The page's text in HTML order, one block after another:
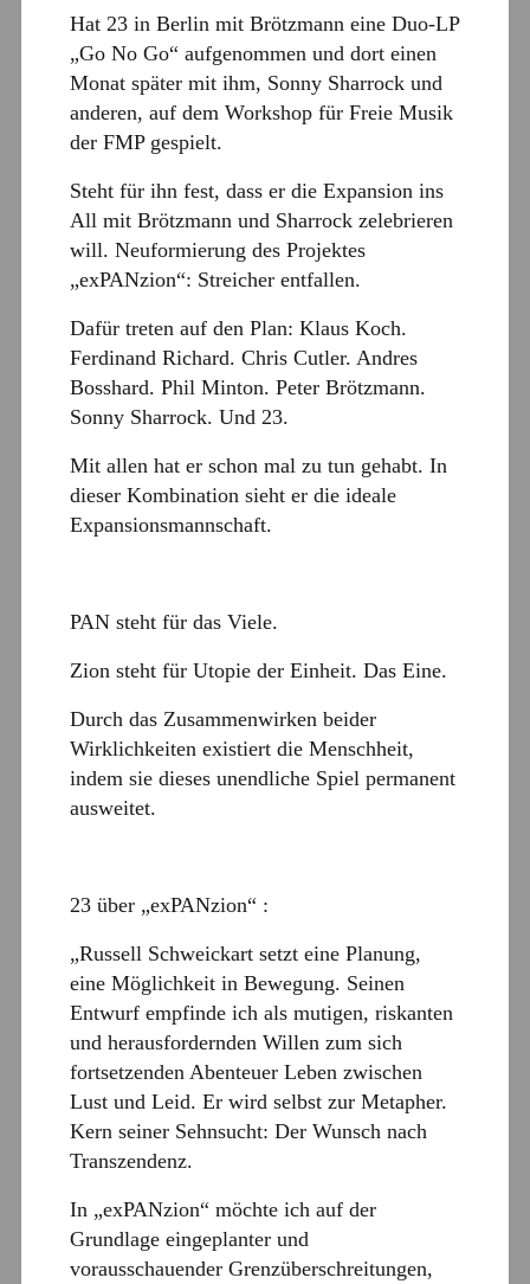
Hat 23 in Berlin mit Brötzmann eine Duo-LP
„Go No Go“ aufgenommen und dort einen
Monat später mit ihm, Sonny Sharrock und
anderen, auf dem Workshop für Freie Musik
der FMP gespielt.
Steht für ihn fest, dass er die Expansion ins
All mit Brötzmann und Sharrock zelebrieren
will. Neuformierung des Projektes
„exPANzion“: Streicher entfallen.
Dafür treten auf den Plan: Klaus Koch.
Ferdinand Richard. Chris Cutler. Andres
Bosshard. Phil Minton. Peter Brötzmann.
Sonny Sharrock. Und 23.
Mit allen hat er schon mal zu tun gehabt. In
dieser Kombination sieht er die ideale
Expansionsmannschaft.
PAN steht für das Viele.
Zion steht für Utopie der Einheit. Das Eine.
Durch das Zusammenwirken beider
Wirklichkeiten existiert die Menschheit,
indem sie dieses unendliche Spiel permanent
ausweitet.
23 über „exPANzion“ :
„Russell Schweickart setzt eine Planung,
eine Möglichkeit in Bewegung. Seinen
Entwurf empfinde ich als mutigen, riskanten
und herausfordernden Willen zum sich
fortsetzenden Abenteuer Leben zwischen
Lust und Leid. Er wird selbst zur Metapher.
Kern seiner Sehnsucht: Der Wunsch nach
Transzendenz.
In „exPANzion“ möchte ich auf der
Grundlage eingeplanter und
vorausschauender Grenzüberschreitungen,